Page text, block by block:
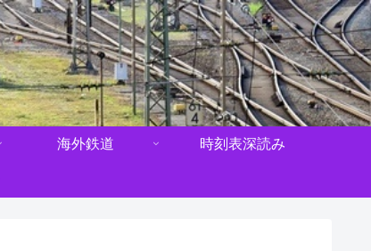
海外鉄道 時刻表深読み